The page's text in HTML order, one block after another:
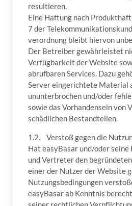
resultieren.
Eine Haftung nach
7 der
verordnung bleibt hiervon
Der Betreiber gewährleistet
Verfügbarkeit der Website
abrufbaren Services. Dazu
Server eingerichtete Material
ununterbrochen und/oder
sowie das Vorhandensein von
schädlichen Bestandteilen.
1.2. Verstoß gegen die
Hat easyBasar und/oder
und Vertreter den
einer der Nutzer der Website
Nutzungsbedingungen
easyBasar ab Kenntnis